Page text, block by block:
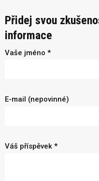
Přidej svou
informace
Vaše jméno *
E-mail (nepovinné)
Váš příspěvek *